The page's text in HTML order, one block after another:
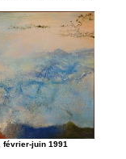
février-juin 1991